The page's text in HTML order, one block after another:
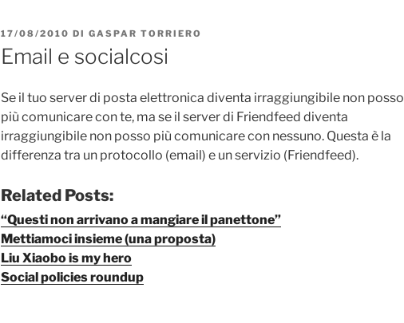
PUBBLICATO
IL
17/08/2010 DI GASPAR TORRIERO
Email e socialcosi
Se il tuo server di posta elettronica diventa irraggiungibile non posso
più comunicare con te, ma se il server di Friendfeed diventa
irraggiungibile non posso più comunicare con nessuno. Questa è la
differenza tra un protocollo (email) e un servizio (Friendfeed).
Related Posts:
“Questi non arrivano a mangiare il panettone”
Mettiamoci insieme (una proposta)
Liu Xiaobo is my hero
Social policies roundup